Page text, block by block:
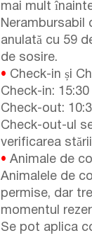
mai mult
Nerambursabil
anulată cu 59
de sosire.
• Check-in și
Check-in: 15:30
Check-out:
Check-out-ul
verificarea
• Animale de
Animalele de
permise, dar
momentul
Se pot aplica